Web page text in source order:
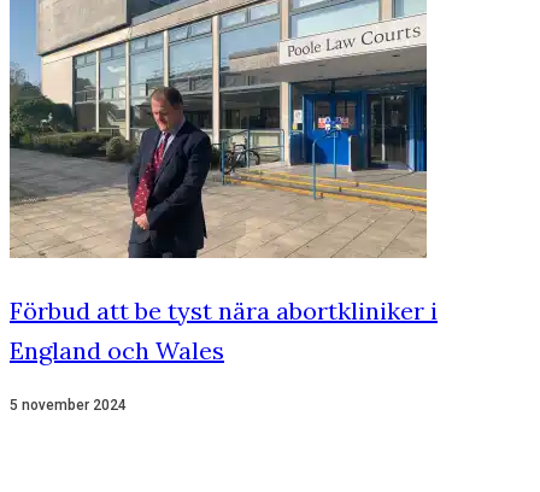
Förbud att be tyst nära abortkliniker i
England och Wales
5 november 2024